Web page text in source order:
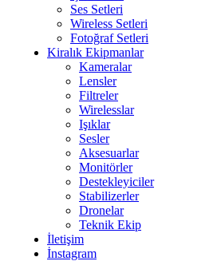
Ses Setleri
Wireless Setleri
Fotoğraf Setleri
Kiralık Ekipmanlar
Kameralar
Lensler
Filtreler
Wirelesslar
Işıklar
Sesler
Aksesuarlar
Monitörler
Destekleyiciler
Stabilizerler
Dronelar
Teknik Ekip
İletişim
İnstagram